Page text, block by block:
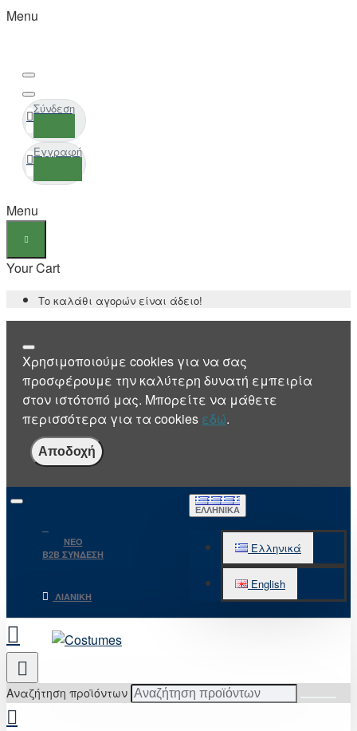
Menu
Σύνδεση
Εγγραφή
Menu
Your Cart
Το καλάθι αγορών είναι άδειο!
Χρησιμοποιούμε cookies για να σας
προσφέρουμε την καλύτερη δυνατή εμπειρία
στον ιστότοπό μας. Μπορείτε να μάθετε
περισσότερα για τα cookies εδώ.
Αποδοχή
NEO
B2B ΣΥΝΔΕΣΗ
ΛΙΑΝΙΚΉ
ΕΛΛΗΝΙΚΆ
Ελληνικά
English
Αναζήτηση προϊόντων